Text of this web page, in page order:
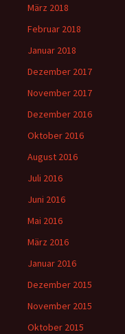
März 2018
Februar 2018
Januar 2018
Dezember 2017
November 2017
Dezember 2016
Oktober 2016
August 2016
Juli 2016
Juni 2016
Mai 2016
März 2016
Januar 2016
Dezember 2015
November 2015
Oktober 2015